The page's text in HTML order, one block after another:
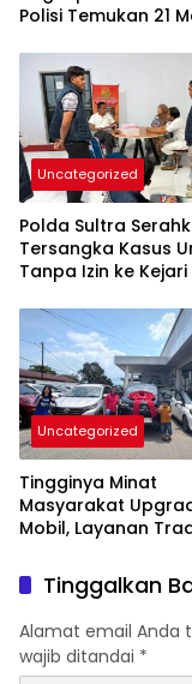
Polisi Temukan 21
Uncategorized
Polda Sultra
Tersangka Kasus
Tanpa Izin ke
Uncategorized
Tingginya Minat
Masyarakat
Mobil, Layanan
Permintaan
Tinggalkan
Alamat email Anda
wajib ditandai *